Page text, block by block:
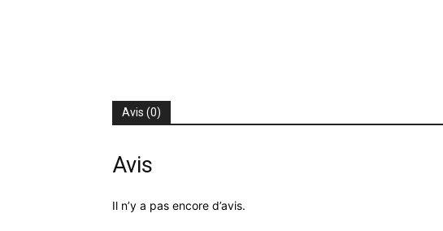
Avis (0)
Avis
Il n’y a pas encore d’avis.